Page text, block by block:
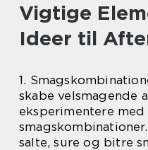
Vigtige
Ideer til
1.
skabe velsmagende
eksperimentere
salte, sure og bitre